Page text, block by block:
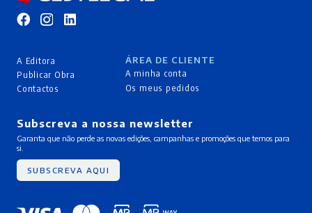
A Editora
Publicar Obra
Contactos
ÁREA DE CLIENTE
A minha conta
Os meus pedidos
Subscreva a nossa newsletter
Garanta que não perde as novas edições, campanhas e promoções que temos para
si.
SUBSCREVA AQUI